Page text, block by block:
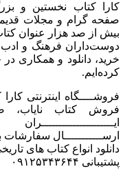
کارا کتاب نخستین و
صفحه گرام و مجلات
بیش از صد هزار عنوان
خرید، دانلود و همکاری
کرده‌ایم.
فروشــــگاه اینترنتی
فروش کتاب نایاب،
ایـــــــــــــــــــــران
ارســـــــــــال
دانلود انواع کتاب های
پشتیبانی ۰۹۱۲۵۳۴۳۶۴۴